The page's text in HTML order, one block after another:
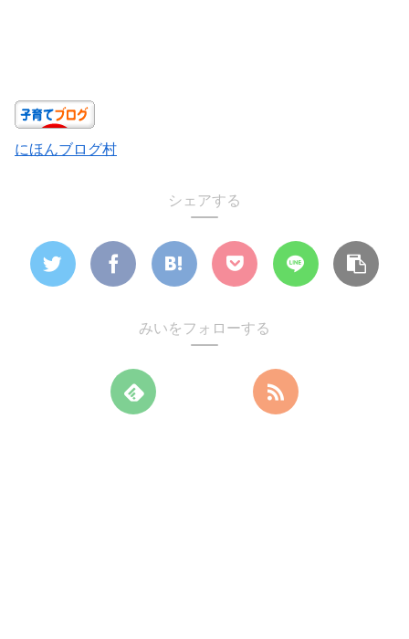
にほんブログ村
シェアする
みいをフォローする